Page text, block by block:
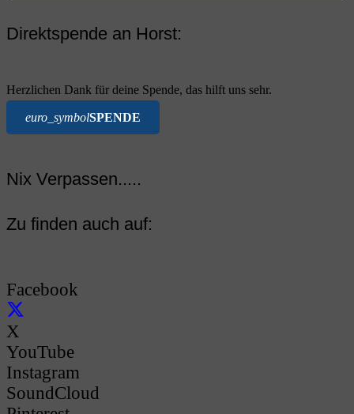
Direktspende an Horst:
Herzlichen Dank für deine Spende, das hilft uns sehr.
euro_symbolSPENDE
Nix Verpassen.....
Zu finden auch auf:
Facebook
X
YouTube
Instagram
SoundCloud